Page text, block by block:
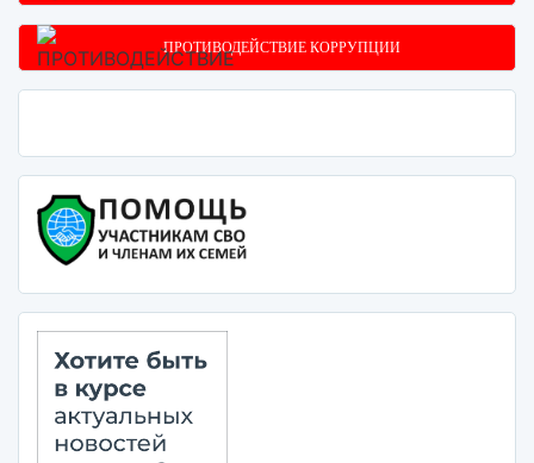
ПРОТИВОДЕЙСТВИЕ КОРРУПЦИИ